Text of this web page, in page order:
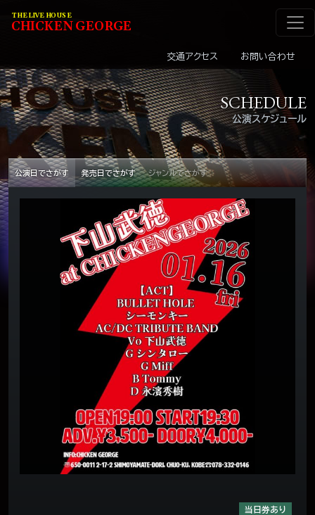
メインナビゲーショ
THE LIVE HOUSE
CHICKENGEORGE
交通アクセス お問い合わせ
公演スケジュール
SCHEDULE
公演日でさがす 発売日でさがす ジャンルでさがす
当日券あり